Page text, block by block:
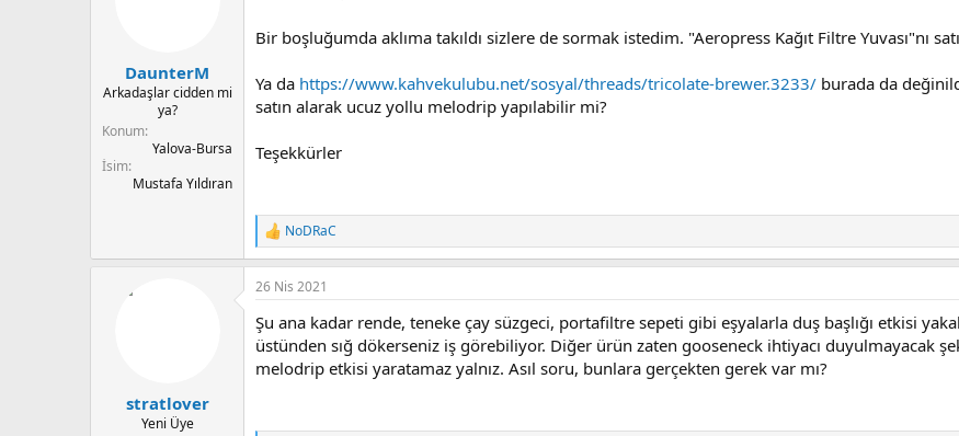
l
t
n
ç
t
i
i
DaunterM
Arkadaşlar cidden mi
ya?
Konum
Yalova-Bursa
İsim
Mustafa Yıldıran
Bir boşluğumda aklıma takıldı sizlere de sormak istedim. "Aeropress Kağıt Filtre Yuvası"nı
Ya da https://www.kahvekulubu.net/sosyal/threads/tricolate-brewer.3233/ burada da
satın alarak ucuz yollu melodrip yapılabilir mi?
Teşekkürler
T
e
p
k
l
e
:
NoDRaC
stratlover
Yeni Üye
26 Nis 2021
Şu ana kadar rende, teneke çay süzgeci, portafiltre sepeti gibi eşyalarla duş başlığı etkisi
üstünden sığ dökerseniz iş görebiliyor. Diğer ürün zaten gooseneck ihtiyacı duyulmayacak
melodrip etkisi yaratamaz yalnız. Asıl soru, bunlara gerçekten gerek var mı?